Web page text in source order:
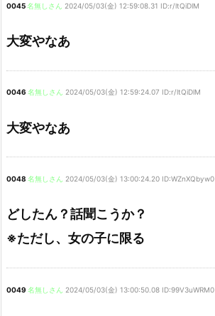
0045名無しさん 2024/05/03(金) 12:59:08.31 ID:r/ltQiDlM
大変やなあ
0046 名無しさん 2024/05/03(金) 12:59:24.07 ID:r/ltQiDlM
大変やなあ
0048 名無しさん 2024/05/03(金) 13:00:24.20 ID:WZnXQbyw0
どしたん？話聞こうか？
※ただし、女の子に限る
0049 名無しさん 2024/05/03(金) 13:00:50.08 ID:99V3uWRM0